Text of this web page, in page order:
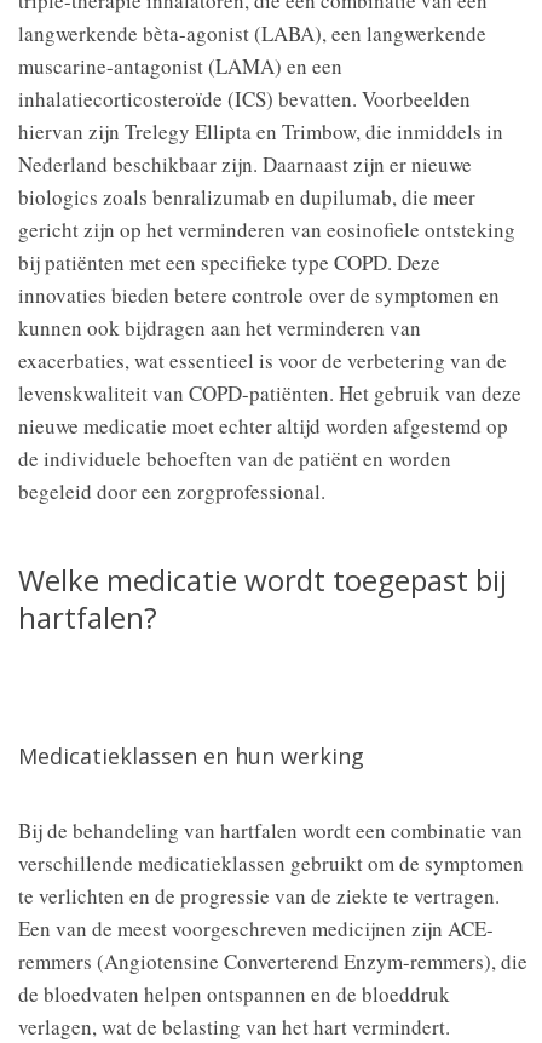
langwerkende bèta-agonist (LABA), een langwerkende
muscarine-antagonist (LAMA) en een
inhalatiecorticosteroïde (ICS) bevatten. Voorbeelden
hiervan zijn Trelegy Ellipta en Trimbow, die inmiddels in
Nederland beschikbaar zijn. Daarnaast zijn er nieuwe
biologics zoals benralizumab en dupilumab, die meer
gericht zijn op het verminderen van eosinofiele ontsteking
bij patiënten met een specifieke type COPD. Deze
innovaties bieden betere controle over de symptomen en
kunnen ook bijdragen aan het verminderen van
exacerbaties, wat essentieel is voor de verbetering van de
levenskwaliteit van COPD-patiënten. Het gebruik van deze
nieuwe medicatie moet echter altijd worden afgestemd op
de individuele behoeften van de patiënt en worden
begeleid door een zorgprofessional.
Welke medicatie wordt toegepast bij
hartfalen?
Medicatieklassen en hun werking
Bij de behandeling van hartfalen wordt een combinatie van
verschillende medicatieklassen gebruikt om de symptomen
te verlichten en de progressie van de ziekte te vertragen.
Een van de meest voorgeschreven medicijnen zijn ACE-
remmers (Angiotensine Converterend Enzym-remmers), die
de bloedvaten helpen ontspannen en de bloeddruk
verlagen, wat de belasting van het hart vermindert.